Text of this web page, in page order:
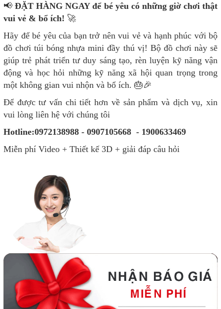
📢ĐẶT HÀNG NGAY để bé yêu có những giờ chơi thật
vui vẻ & bổ ích! 🚀
Hãy để bé yêu của bạn trở nên vui vẻ và hạnh phúc với bộ
đồ chơi túi bóng nhựa mini đầy thú vị! Bộ đồ chơi này sẽ
giúp trẻ phát triển tư duy sáng tạo, rèn luyện kỹ năng vận
động và học hỏi những kỹ năng xã hội quan trọng trong
một không gian vui nhộn và bổ ích. 🎂🎉
Để được tư vấn chi tiết hơn về sản phẩm và dịch vụ, xin
vui lòng liên hệ với chúng tôi
Hotline:0972138988 - 0907105668 - 1900633469
Miễn phí Video + Thiết kế 3D + giải đáp câu hỏi